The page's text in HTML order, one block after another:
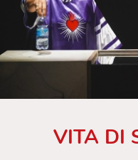
VITA DI